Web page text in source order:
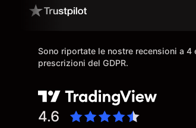
esperienza.
Sono riportate le nostre recensioni a
prescrizioni del GDPR.
4.6